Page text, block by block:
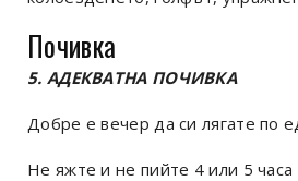
Почивка
5. АДЕКВАТНА ПОЧИВКА
Добре е вечер да си лягате по
Не яжте и не пийте 4 или 5